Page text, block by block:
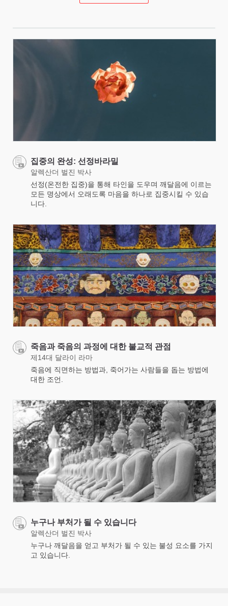
집중의 완성: 선정바라밀
알렉산더 벌진 박사
선정(온전한 집중)을 통해 타인을 도우며 깨달음에 이르는
모든 명상에서 오래도록 마음을 하나로 집중시킬 수 있습
니다.
죽음과 죽음의 과정에 대한 불교적 관점
제14대 달라이 라마
죽음에 직면하는 방법과, 죽어가는 사람들을 돕는 방법에
대한 조언.
누구나 부처가 될 수 있습니다
알렉산더 벌진 박사
누구나 깨달음을 얻고 부처가 될 수 있는 불성 요소를 가지
고 있습니다.